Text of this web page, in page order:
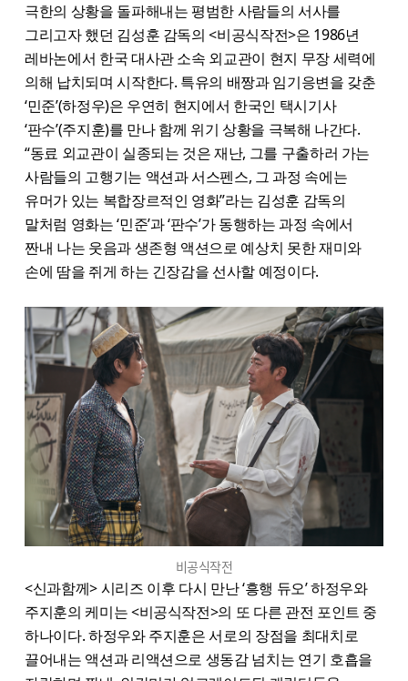
극한의 상황을 돌파해내는 평범한 사람들의 서사를
그리고자 했던 김성훈 감독의 <비공식작전>은 1986년
레바논에서 한국 대사관 소속 외교관이 현지 무장 세력에
의해 납치되며 시작한다. 특유의 배짱과 임기응변을 갖춘
‘민준’(하정우)은 우연히 현지에서 한국인 택시기사
‘판수’(주지훈)를 만나 함께 위기 상황을 극복해 나간다.
“동료 외교관이 실종되는 것은 재난, 그를 구출하러 가는
사람들의 고행기는 액션과 서스펜스, 그 과정 속에는
유머가 있는 복합장르적인 영화”라는 김성훈 감독의
말처럼 영화는 ‘민준’과 ‘판수’가 동행하는 과정 속에서
짠내 나는 웃음과 생존형 액션으로 예상치 못한 재미와
손에 땀을 쥐게 하는 긴장감을 선사할 예정이다.
비공식작전
<신과함께> 시리즈 이후 다시 만난 ‘흥행 듀오’ 하정우와
주지훈의 케미는 <비공식작전>의 또 다른 관전 포인트 중
하나이다. 하정우와 주지훈은 서로의 장점을 최대치로
끌어내는 액션과 리액션으로 생동감 넘치는 연기 호흡을